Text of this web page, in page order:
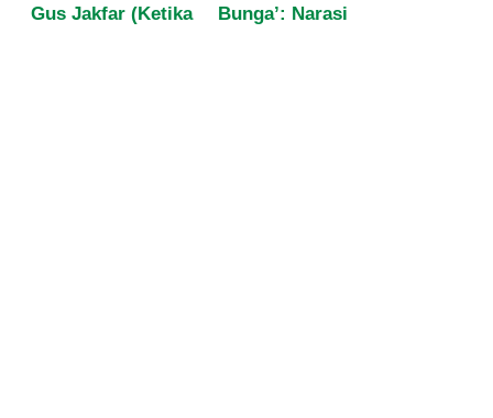
Gus Jakfar (Ketika
Bunga’: Narasi